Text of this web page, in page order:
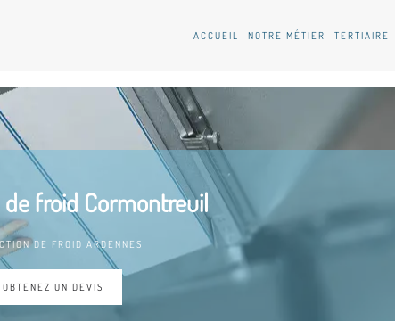
ACCUEIL NOTRE MÉTIER TERTIAIRE
froid Cormontreuil
DE FROID ARDENNES
OBTENEZ UN DEVIS